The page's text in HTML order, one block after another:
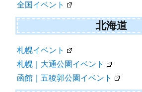
ー
シ
ョ
ン
全国イベント
北海道
札幌イベント
札幌｜大通公園イベント
函館｜五稜郭公園イベント